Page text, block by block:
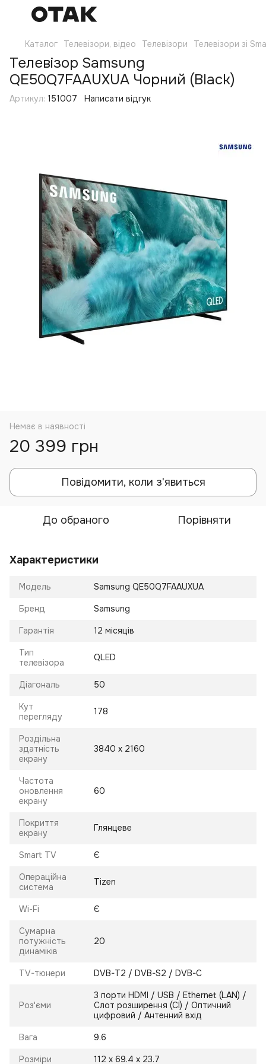
Каталог Телевізори, відео Телевізори Телевізори зі
Телевізор Samsung
QE50Q7FAAUXUA Чорний (Black)
Артикул: 151007 Написати відгук
Немає в наявності
20 399 грн
Повідомити, коли з'явиться
До обраного Порівняти
Характеристики
Модель Samsung QE50Q7FAAUXUA
Бренд Samsung
Гарантія 12 місяців
Тип
телевізора
QLED
Діагональ 50
Кут
перегляду
178
Роздільна
здатність
екрану
3840 x 2160
Частота
оновлення
екрану
60
Покриття
екрану
Глянцеве
Smart TV Є
Операційна
система
Tizen
Wi-Fi Є
Сумарна
потужність
динаміків
20
TV-тюнери DVB-T2 / DVB-S2 / DVB-C
Роз'єми
3 порти HDMI / USB / Ethernet (LAN) /
Слот розширення (CI) / Оптичний
цифровий / Антенний вхід
Вага 9.6
Розміри 112 x 69.4 x 23.7